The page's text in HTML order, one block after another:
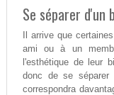
Se séparer d'un
Il arrive que
ami ou à un
l'esthétique de leur
donc de se séparer
correspondra